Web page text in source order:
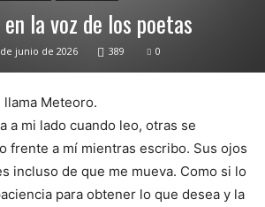
la voz de los poetas
junio de 2026 389 0
Meteoro.
a mi lado cuando leo, otras se
frente a mí mientras escribo. Sus ojos
incluso de que me mueva. Como si lo
para obtener lo que desea y la